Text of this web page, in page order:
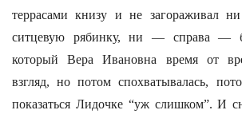
террасами книзу и не загораживал
ситцевую рябинку, ни — справа —
который Вера Ивановна время от
взгляд, но потом спохватывалась,
показаться Лидочке “уж слишком”. И